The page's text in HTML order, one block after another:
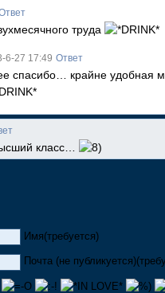
труда
6-27 17:49 Ответ
спасибо… крайне удобная
класс…
Имя(требуется)
Почта (не